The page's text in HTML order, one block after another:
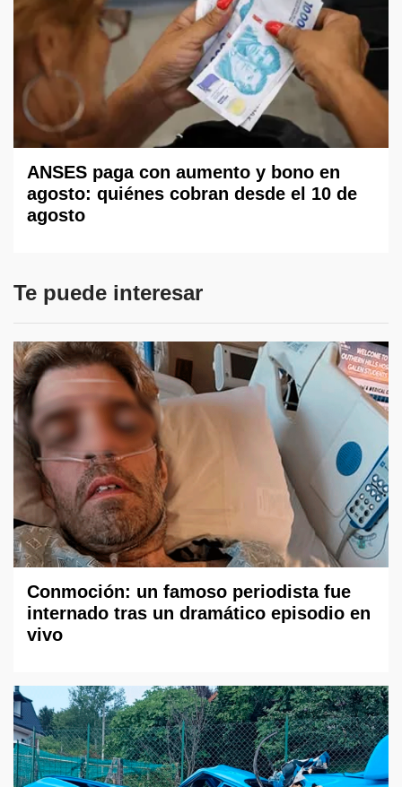
ANSES paga con aumento y bono en
agosto: quiénes cobran desde el 10 de
agosto
Te puede interesar
Conmoción: un famoso periodista fue
internado tras un dramático episodio en
vivo